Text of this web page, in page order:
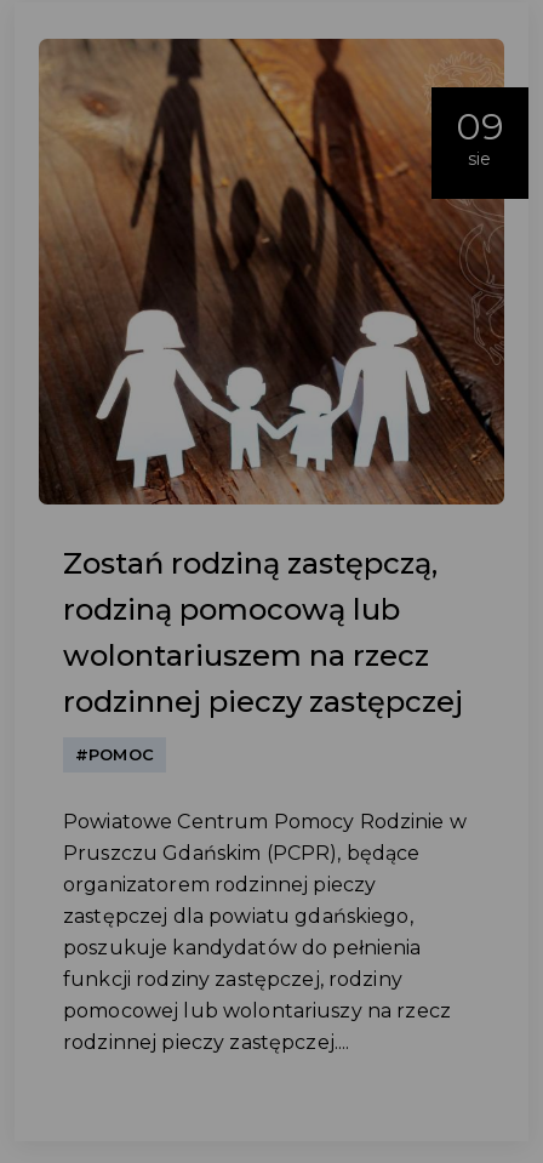
09
sie
Zostań rodziną zastępczą,
rodziną pomocową lub
wolontariuszem na rzecz
rodzinnej pieczy zastępczej
#POMOC
Powiatowe Centrum Pomocy Rodzinie w
Pruszczu Gdańskim (PCPR), będące
organizatorem rodzinnej pieczy
zastępczej dla powiatu gdańskiego,
poszukuje kandydatów do pełnienia
funkcji rodziny zastępczej, rodziny
pomocowej lub wolontariuszy na rzecz
rodzinnej pieczy zastępczej....